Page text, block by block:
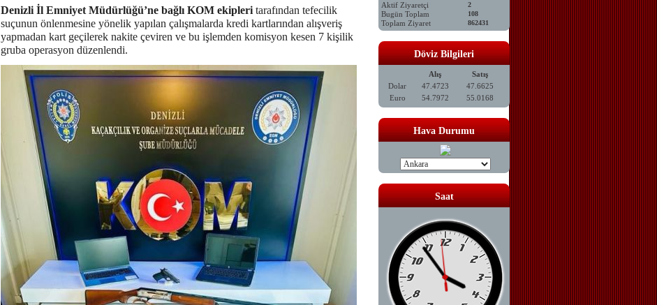
Denizli İl Emniyet Müdürlüğü’ne bağlı KOM ekipleri tarafından tefecilik
suçunun önlenmesine yönelik yapılan çalışmalarda kredi kartlarından alışveriş
yapmadan kart geçilerek nakite çeviren ve bu işlemden komisyon kesen 7 kişilik
gruba operasyon düzenlendi.
Aktif Ziyaretçi 2
Bugün Toplam 108
Toplam Ziyaret 862431
Döviz Bilgileri
Alış
Satış
Dolar
47.4723
47.6625
Euro
54.7972 55.0168
Hava Durumu
Saat